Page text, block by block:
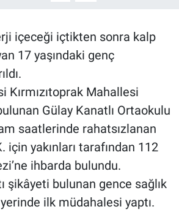
içeceği içtikten sonra kalp
17 yaşındaki genç
Kırmızıtoprak Mahallesi
Gülay Kanatlı Ortaokulu
saatlerinde rahatsızlanan
için yakınları tarafından 112
ihbarda bulundu.
şikâyeti bulunan gence sağlık
ilk müdahalesi yaptı.